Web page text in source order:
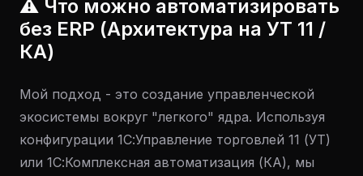
⚠️ Что можно автоматизировать
без ERP (Архитектура на УТ 11 /
КА)
Мой подход - это создание управленческой
экосистемы вокруг "легкого" ядра. Используя
конфигурации 1С:Управление торговлей 11 (УТ)
или 1С:Комплексная автоматизация (КА), мы